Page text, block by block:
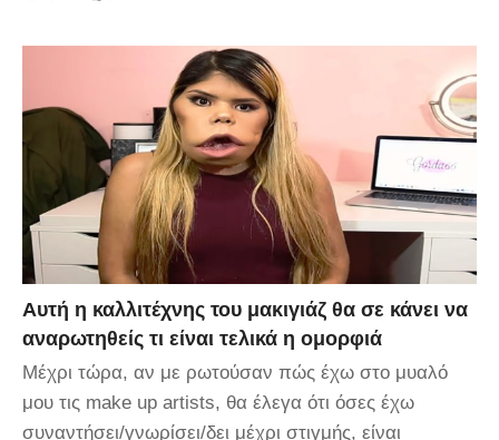
Αυτή η καλλιτέχνης του μακιγιάζ θα σε κάνει να
αναρωτηθείς τι είναι τελικά η ομορφιά
Μέχρι τώρα, αν με ρωτούσαν πώς έχω στο μυαλό
μου τις make up artists, θα έλεγα ότι όσες έχω
συναντήσει/γνωρίσει/δει μέχρι στιγμής, είναι